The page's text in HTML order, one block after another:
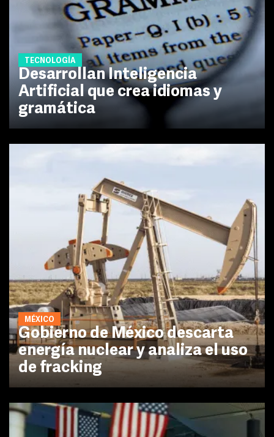
TECNOLOGÍA
Desarrollan Inteligencia
Artificial que crea idiomas y
gramática
MÉXICO
Gobierno de México descarta
energía nuclear y analiza el uso
de fracking